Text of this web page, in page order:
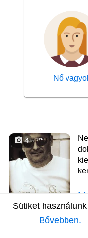
Nő
4
Sütiket
Bővebben.